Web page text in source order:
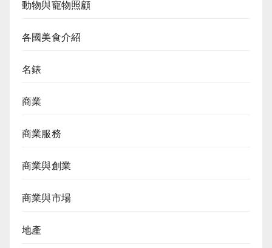
動物與寵物照顧
各國美食介紹
名錶
商業
商業服務
商業與創業
商業與市場
地產